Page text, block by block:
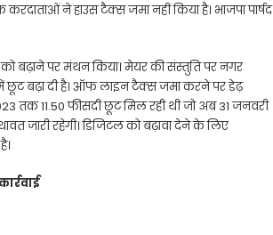
ने हाउस टैक्स जमा नहीं किया है। भाजपा पार्षद
बढ़ाने पर मंथन किया। मेयर की संस्तुति पर नगर
बढ़ा दी है। ऑफ लाइन टैक्स जमा करने पर डेढ़
तक 11.50 फीसदी छूट मिल रही थी जो अब 31 जनवरी
जारी रहेगी। डिजिटल को बढ़ावा देने के लिए